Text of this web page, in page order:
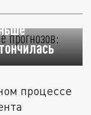
процессе